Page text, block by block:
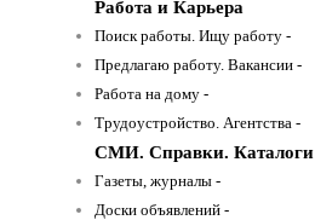
Работа и Карьера
Поиск работы. Ищу работу -
Предлагаю работу. Вакансии -
Работа на дому -
Трудоустройство. Агентства -
СМИ. Справки. Каталоги
Газеты, журналы -
Доски объявлений -